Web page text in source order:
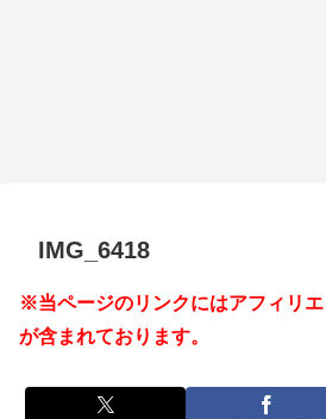
IMG_6418
※当ページのリンクにはアフィリ
が含まれております。